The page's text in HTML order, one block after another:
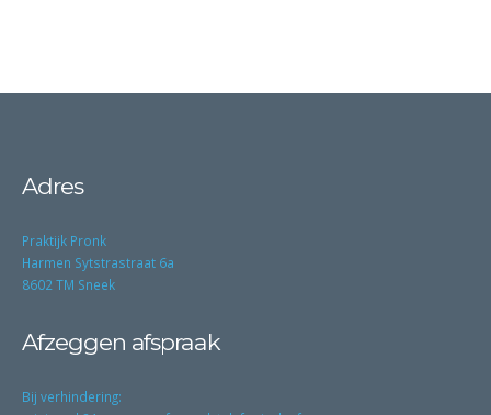
Adres
Praktijk Pronk
Harmen Sytstrastraat 6a
8602 TM Sneek
Afzeggen afspraak
Bij verhindering: